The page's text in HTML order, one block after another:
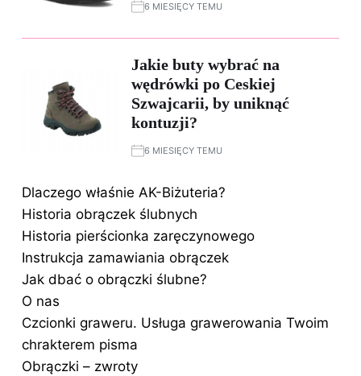
6 MIESIĘCY TEMU
Jakie buty wybrać na
wędrówki po Ceskiej
Szwajcarii, by uniknąć
kontuzji?
6 MIESIĘCY TEMU
Dlaczego właśnie AK-Biżuteria?
Historia obrączek ślubnych
Historia pierścionka zaręczynowego
Instrukcja zamawiania obrączek
Jak dbać o obrączki ślubne?
O nas
Czcionki graweru. Usługa grawerowania Twoim
chrakterem pisma
Obrączki – zwroty